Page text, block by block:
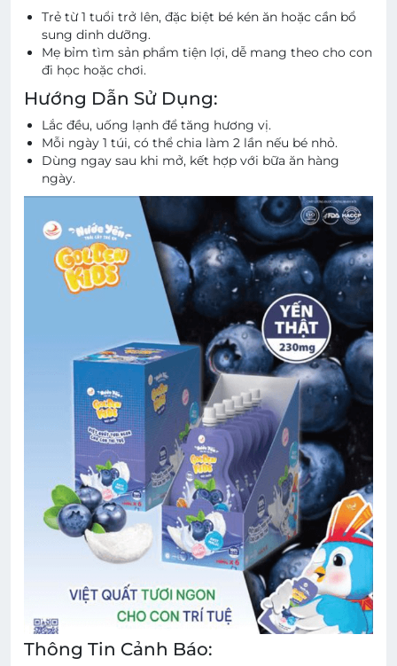
Trẻ từ 1 tuổi trở lên, đặc biệt bé kén ăn hoặc cần bổ
sung dinh dưỡng.
Mẹ bỉm tìm sản phẩm tiện lợi, dễ mang theo cho con
đi học hoặc chơi.
Hướng Dẫn Sử Dụng:
Lắc đều, uống lạnh để tăng hương vị.
Mỗi ngày 1 túi, có thể chia làm 2 lần nếu bé nhỏ.
Dùng ngay sau khi mở, kết hợp với bữa ăn hàng
ngày.
Thông Tin Cảnh Báo: